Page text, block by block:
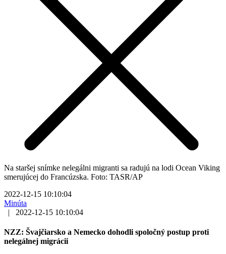
Na staršej snímke nelegálni migranti sa radujú na lodi Ocean Viking
smerujúcej do Francúzska. Foto: TASR/AP
2022-12-15 10:10:04
Minúta
|
2022-12-15 10:10:04
NZZ: Švajčiarsko a Nemecko dohodli spoločný postup proti
nelegálnej migrácii